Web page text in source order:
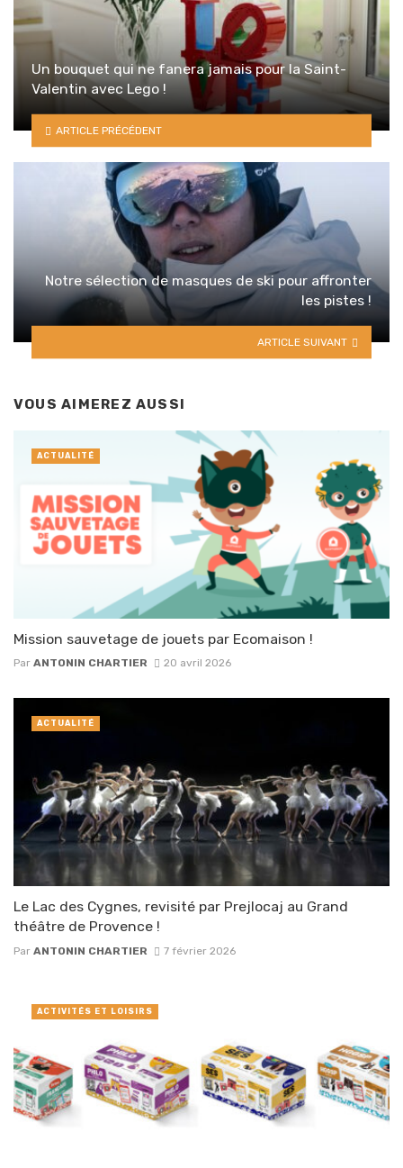
Un bouquet qui ne fanera jamais pour la Saint-
Valentin avec Lego !
ARTICLE PRÉCÉDENT
Notre sélection de masques de ski pour affronter
les pistes !
ARTICLE SUIVANT
VOUS AIMEREZ AUSSI
Mission sauvetage de jouets par Ecomaison !
Par ANTONIN CHARTIER 20 avril 2026
ACTUALITÉ
Le Lac des Cygnes, revisité par Prejlocaj au Grand
théâtre de Provence !
Par ANTONIN CHARTIER 7 février 2026
ACTUALITÉ
ACTIVITÉS ET LOISIRS